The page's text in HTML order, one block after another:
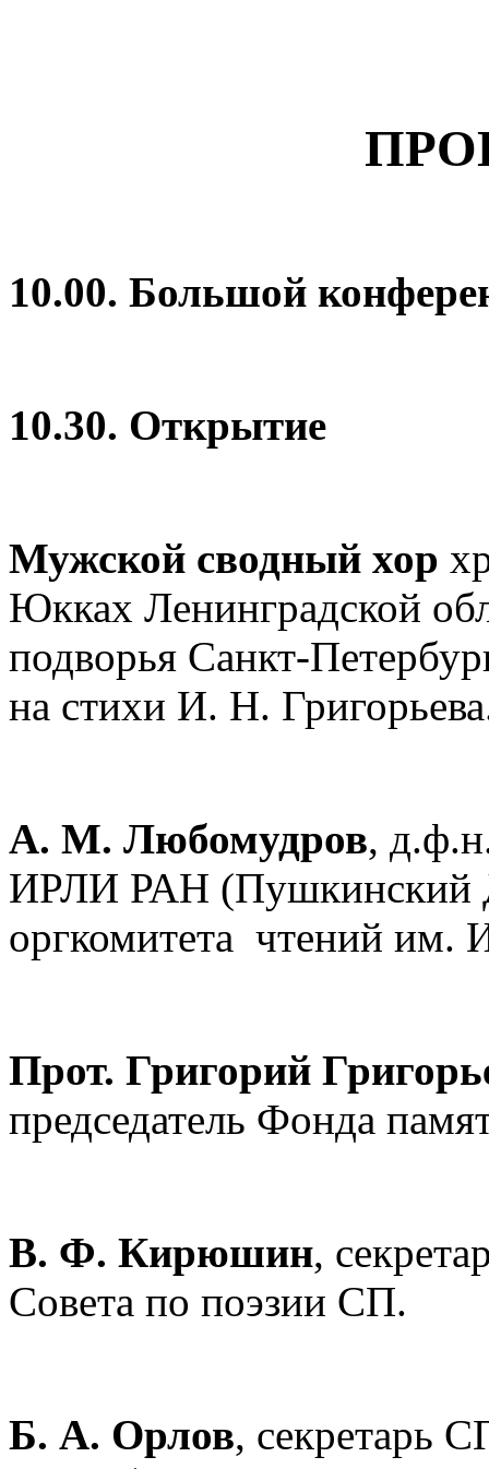
10.00. Большой
10.30. Открытие
Мужской сводный хор
Юкках Ленинградской
подворья Санкт-
на стихи И. Н.
А. М. Любомудров,
ИРЛИ РАН (Пушкинский
оргкомитета чтений им.
Прот. Григорий
председатель Фонда
В. Ф. Кирюшин,
Совета по поэзии СП.
Б. А. Орлов, секретарь